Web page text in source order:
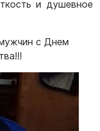
и душевное
с Днем